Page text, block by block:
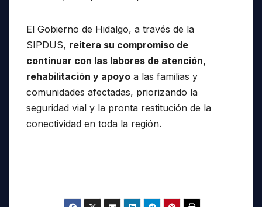
El Gobierno de Hidalgo, a través de la
SIPDUS, reitera su compromiso de
continuar con las labores de atención,
rehabilitación y apoyo a las familias y
comunidades afectadas, priorizando la
seguridad vial y la pronta restitución de la
conectividad en toda la región.